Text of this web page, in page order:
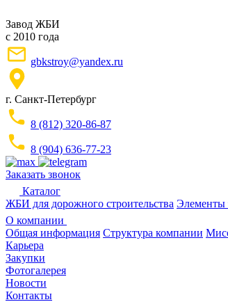
Завод ЖБИ
с 2010 года
gbkstroy@yandex.ru
г. Санкт-Петербург
8 (812) 320-86-87
8 (904) 636-77-23
Заказать звонок
Каталог
ЖБИ для дорожного строительства Элементы
О компании
Общая информация Структура компании
Карьера
Закупки
Фотогалерея
Новости
Контакты